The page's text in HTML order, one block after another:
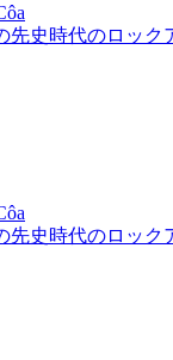
先史時代のロック
先史時代のロック